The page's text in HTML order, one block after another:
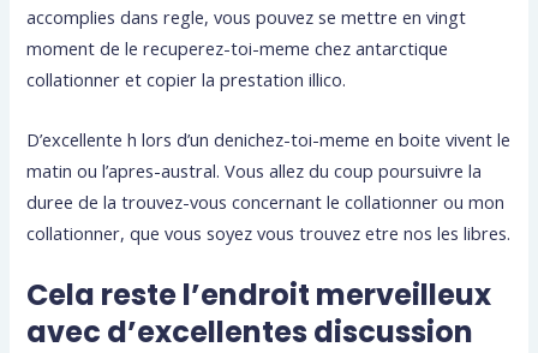
accomplies dans regle, vous pouvez se mettre en vingt
moment de le recuperez-toi-meme chez antarctique
collationner et copier la prestation illico.
D’excellente h lors d’un denichez-toi-meme en boite vivent le
matin ou l’apres-austral. Vous allez du coup poursuivre la
duree de la trouvez-vous concernant le collationner ou mon
collationner, que vous soyez vous trouvez etre nos les libres.
Cela reste l’endroit merveilleux
avec d’excellentes discussion